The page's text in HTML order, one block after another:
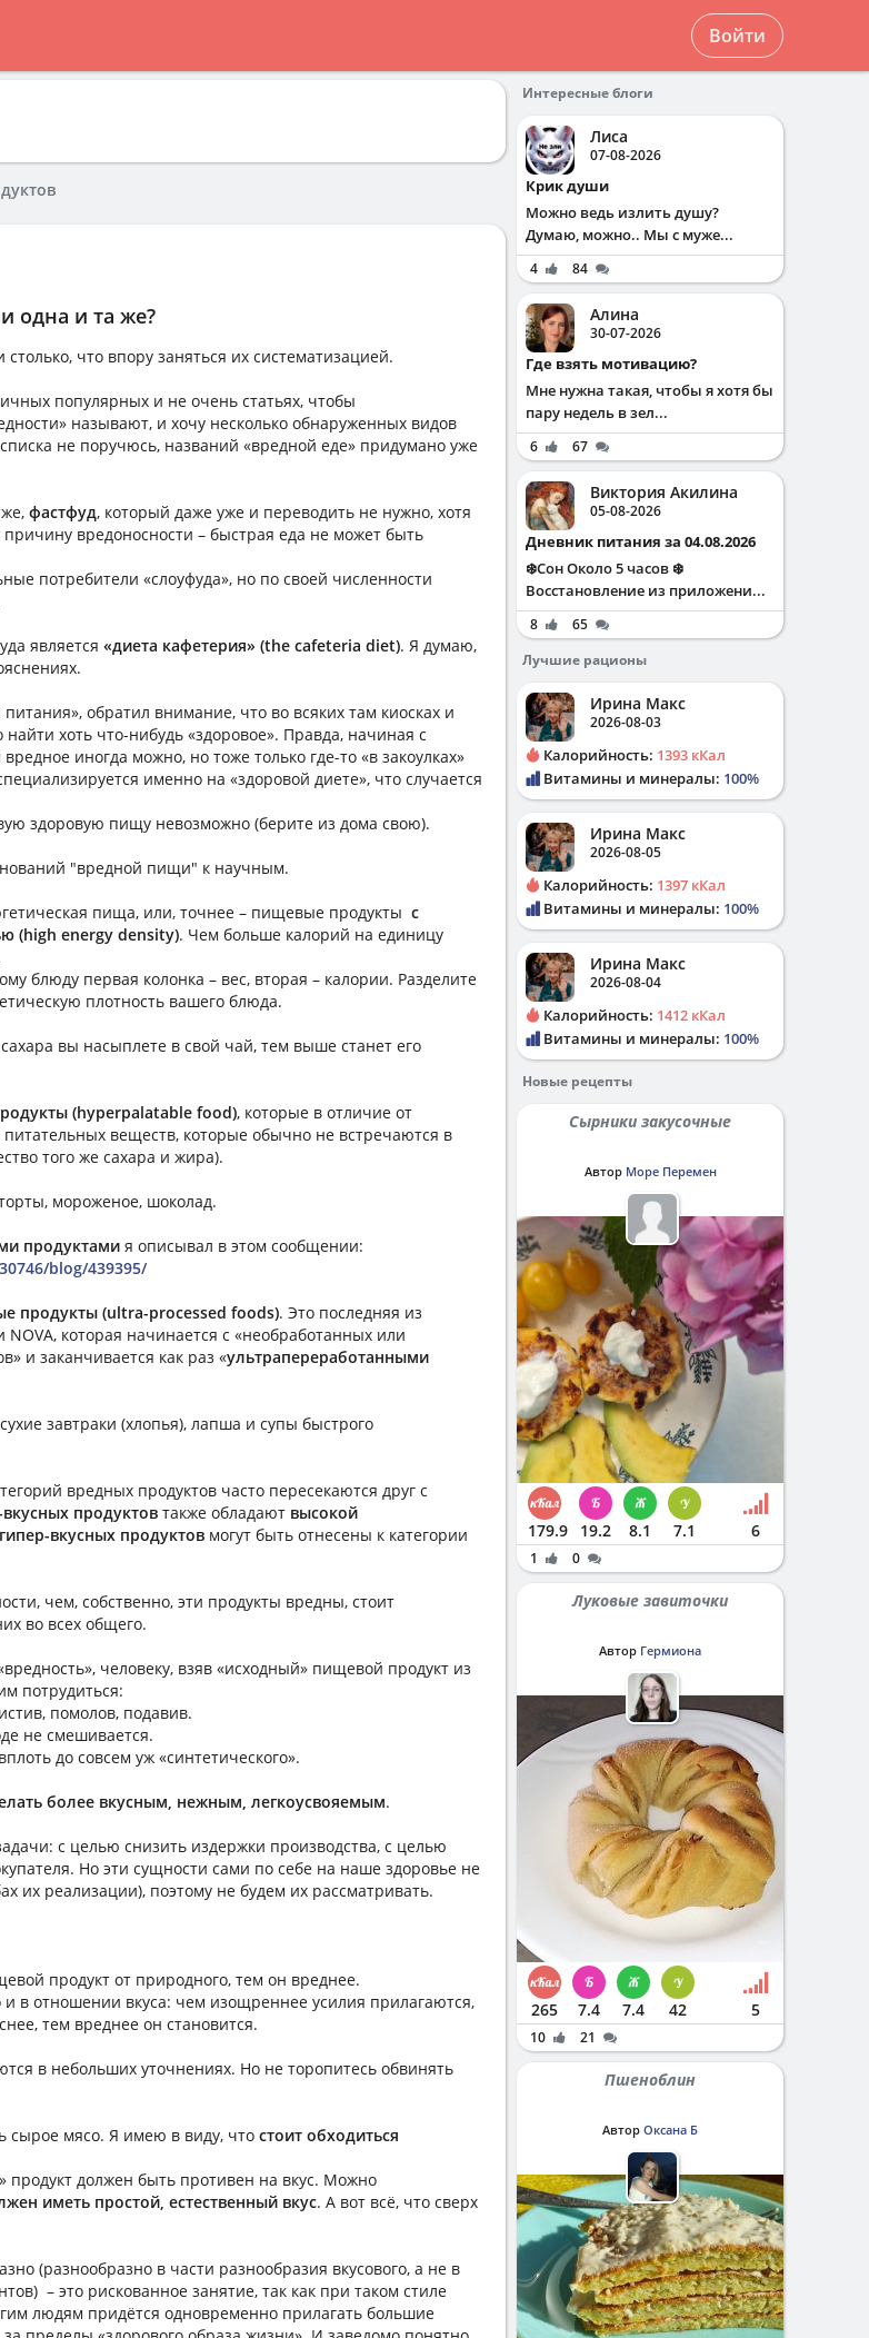
Войти
одна и та же?
что впору заняться их систематизацией.
популярных и не очень статьях, чтобы
называют, и хочу несколько обнаруженных видов
не поручюсь, названий «вредной еде» придумано уже
фастфуд, который даже уже и переводить не нужно, хотя
вредоносности – быстрая еда не может быть
потребители «слоуфуда», но по своей численности
является «диета кафетерия» (the cafeteria diet). Я думаю,
обратил внимание, что во всяких там киосках и
хоть что-нибудь «здоровое». Правда, начиная с
иногда можно, но тоже только где-то «в закоулках»
именно на «здоровой диете», что случается
здоровую пищу невозможно (берите из дома свою).
"вредной пищи" к научным.
пища, или, точнее – пищевые продукты с
(high energy density). Чем больше калорий на единицу
блюду первая колонка – вес, вторая – калории. Разделите
плотность вашего блюда.
вы насыплете в свой чай, тем выше станет его
(hyperpalatable food), которые в отличие от
веществ, которые обычно не встречаются в
того же сахара и жира).
мороженое, шоколад.
продуктами я описывал в этом сообщении:
blog/439395/
продукты (ultra-processed foods). Это последняя из
которая начинается с «необработанных или
и заканчивается как раз «ультрапереработанными
завтраки (хлопья), лапша и супы быстрого
вредных продуктов часто пересекаются друг с
вкусных продуктов также обладают высокой
гипер-вкусных продуктов могут быть отнесены к категории
чем, собственно, эти продукты вредны, стоит
во всех общего.
человеку, взяв «исходный» пищевой продукт из
потрудиться:
помолов, подавив.
не смешивается.
до совсем уж «синтетического».
более вкусным, нежным, легкоусвояемым.
с целью снизить издержки производства, с целью
Но эти сущности сами по себе на наше здоровье не
их реализации), поэтому не будем их рассматривать.
продукт от природного, тем он вреднее.
в отношении вкуса: чем изощреннее усилия прилагаются,
тем вреднее он становится.
в небольших уточнениях. Но не торопитесь обвинять
сырое мясо. Я имею в виду, что стоит обходиться
продукт должен быть противен на вкус. Можно
иметь простой, естественный вкус. А вот всё, что сверх
(разнообразно в части разнообразия вкусового, а не в
– это рискованное занятие, так как при таком стиле
людям придётся одновременно прилагать большие
Интересные блоги
Лиса
07-08-2026
Крик души
Можно ведь излить душу?
Думаю, можно.. Мы с муже...
4 84
Алина
30-07-2026
Где взять мотивацию?
Мне нужна такая, чтобы я хотя бы
пару недель в зел...
6 67
Виктория Акилина
05-08-2026
Дневник питания за 04.08.2026
❄️Сон Около 5 часов ❄️
Восстановление из приложени...
8
65
Лучшие рационы
Ирина Макс
2026-08-03
Калорийность: 1393 кКал
Витамины и минералы: 100%
Ирина Макс
2026-08-05
Калорийность: 1397 кКал
Витамины и минералы: 100%
Ирина Макс
2026-08-04
Калорийность: 1412 кКал
Витамины и минералы: 100%
Новые рецепты
Сырники закусочные
Автор Море Перемен
179.9 19.2 8.1 7.1 6
1 0
Луковые завиточки
Автор Гермиона
265 7.4 7.4 42 5
10 21
Пшеноблин
Автор Оксана Б